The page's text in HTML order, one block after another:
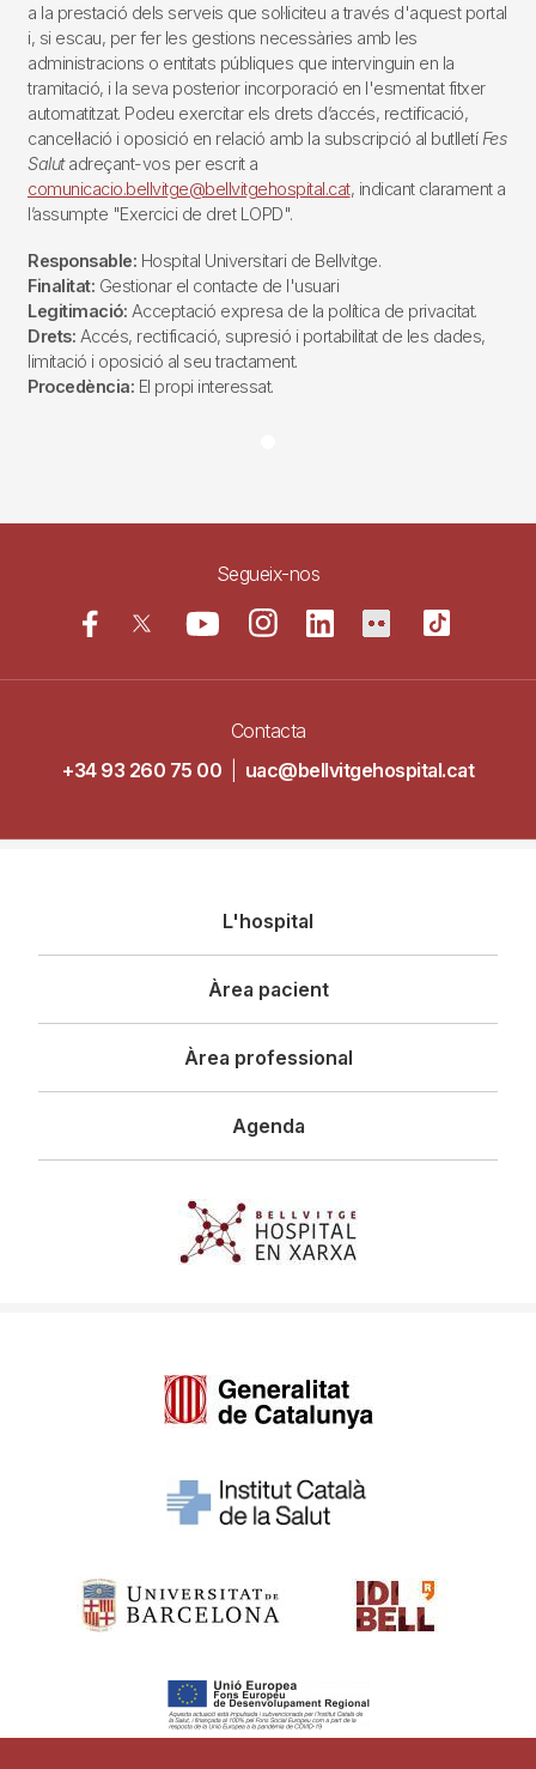
a la prestació dels serveis que sol·liciteu a través d'aquest portal
i, si escau, per fer les gestions necessàries amb les
administracions o entitats públiques que intervinguin en la
tramitació, i la seva posterior incorporació en l'esmentat fitxer
automatitzat. Podeu exercitar els drets d’accés, rectificació,
cancel·lació i oposició en relació amb la subscripció al butlletí Fes
Salutadreçant-vos per escrit a
comunicacio.bellvitge@bellvitgehospital.cat, indicant clarament a
l’assumpte "Exercici de dret LOPD".
Responsable: Hospital Universitari de Bellvitge.
Finalitat: Gestionar el contacte de l'usuari
Legitimació: Acceptació expresa de la política de privacitat.
Drets: Accés, rectificació, supresió i portabilitat de les dades,
limitació i oposició al seu tractament.
Procedència: El propi interessat.
Segueix-nos
Contacta
+34 93 260 75 00
uac@bellvitgehospital.cat
principal
L'hospital
Àrea pacient
Àrea professional
Agenda